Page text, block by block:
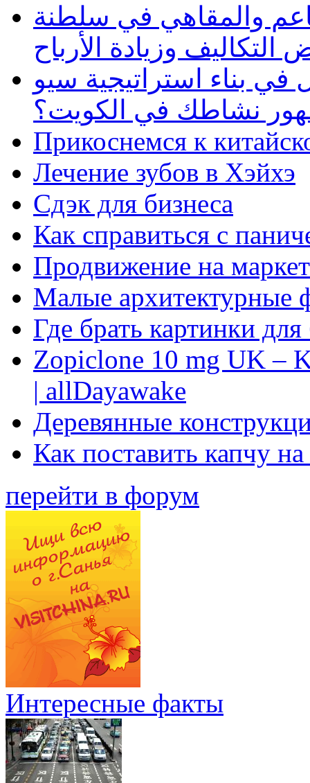
والمقاهي في سلطنة
وزيادة الأرباح
بناء استراتيجية سيو
نشاطك في الكويت؟
Прикоснемся к
Лечение зубов в Хэйхэ
Сдэк для бизнеса
Как справиться с
Продвижение на
Малые архитектурные
Где брать картинки
Zopiclone 10 mg UK –
| allDayawake
Деревянные
Как поставить капчу
перейти в форум
Интересные факты